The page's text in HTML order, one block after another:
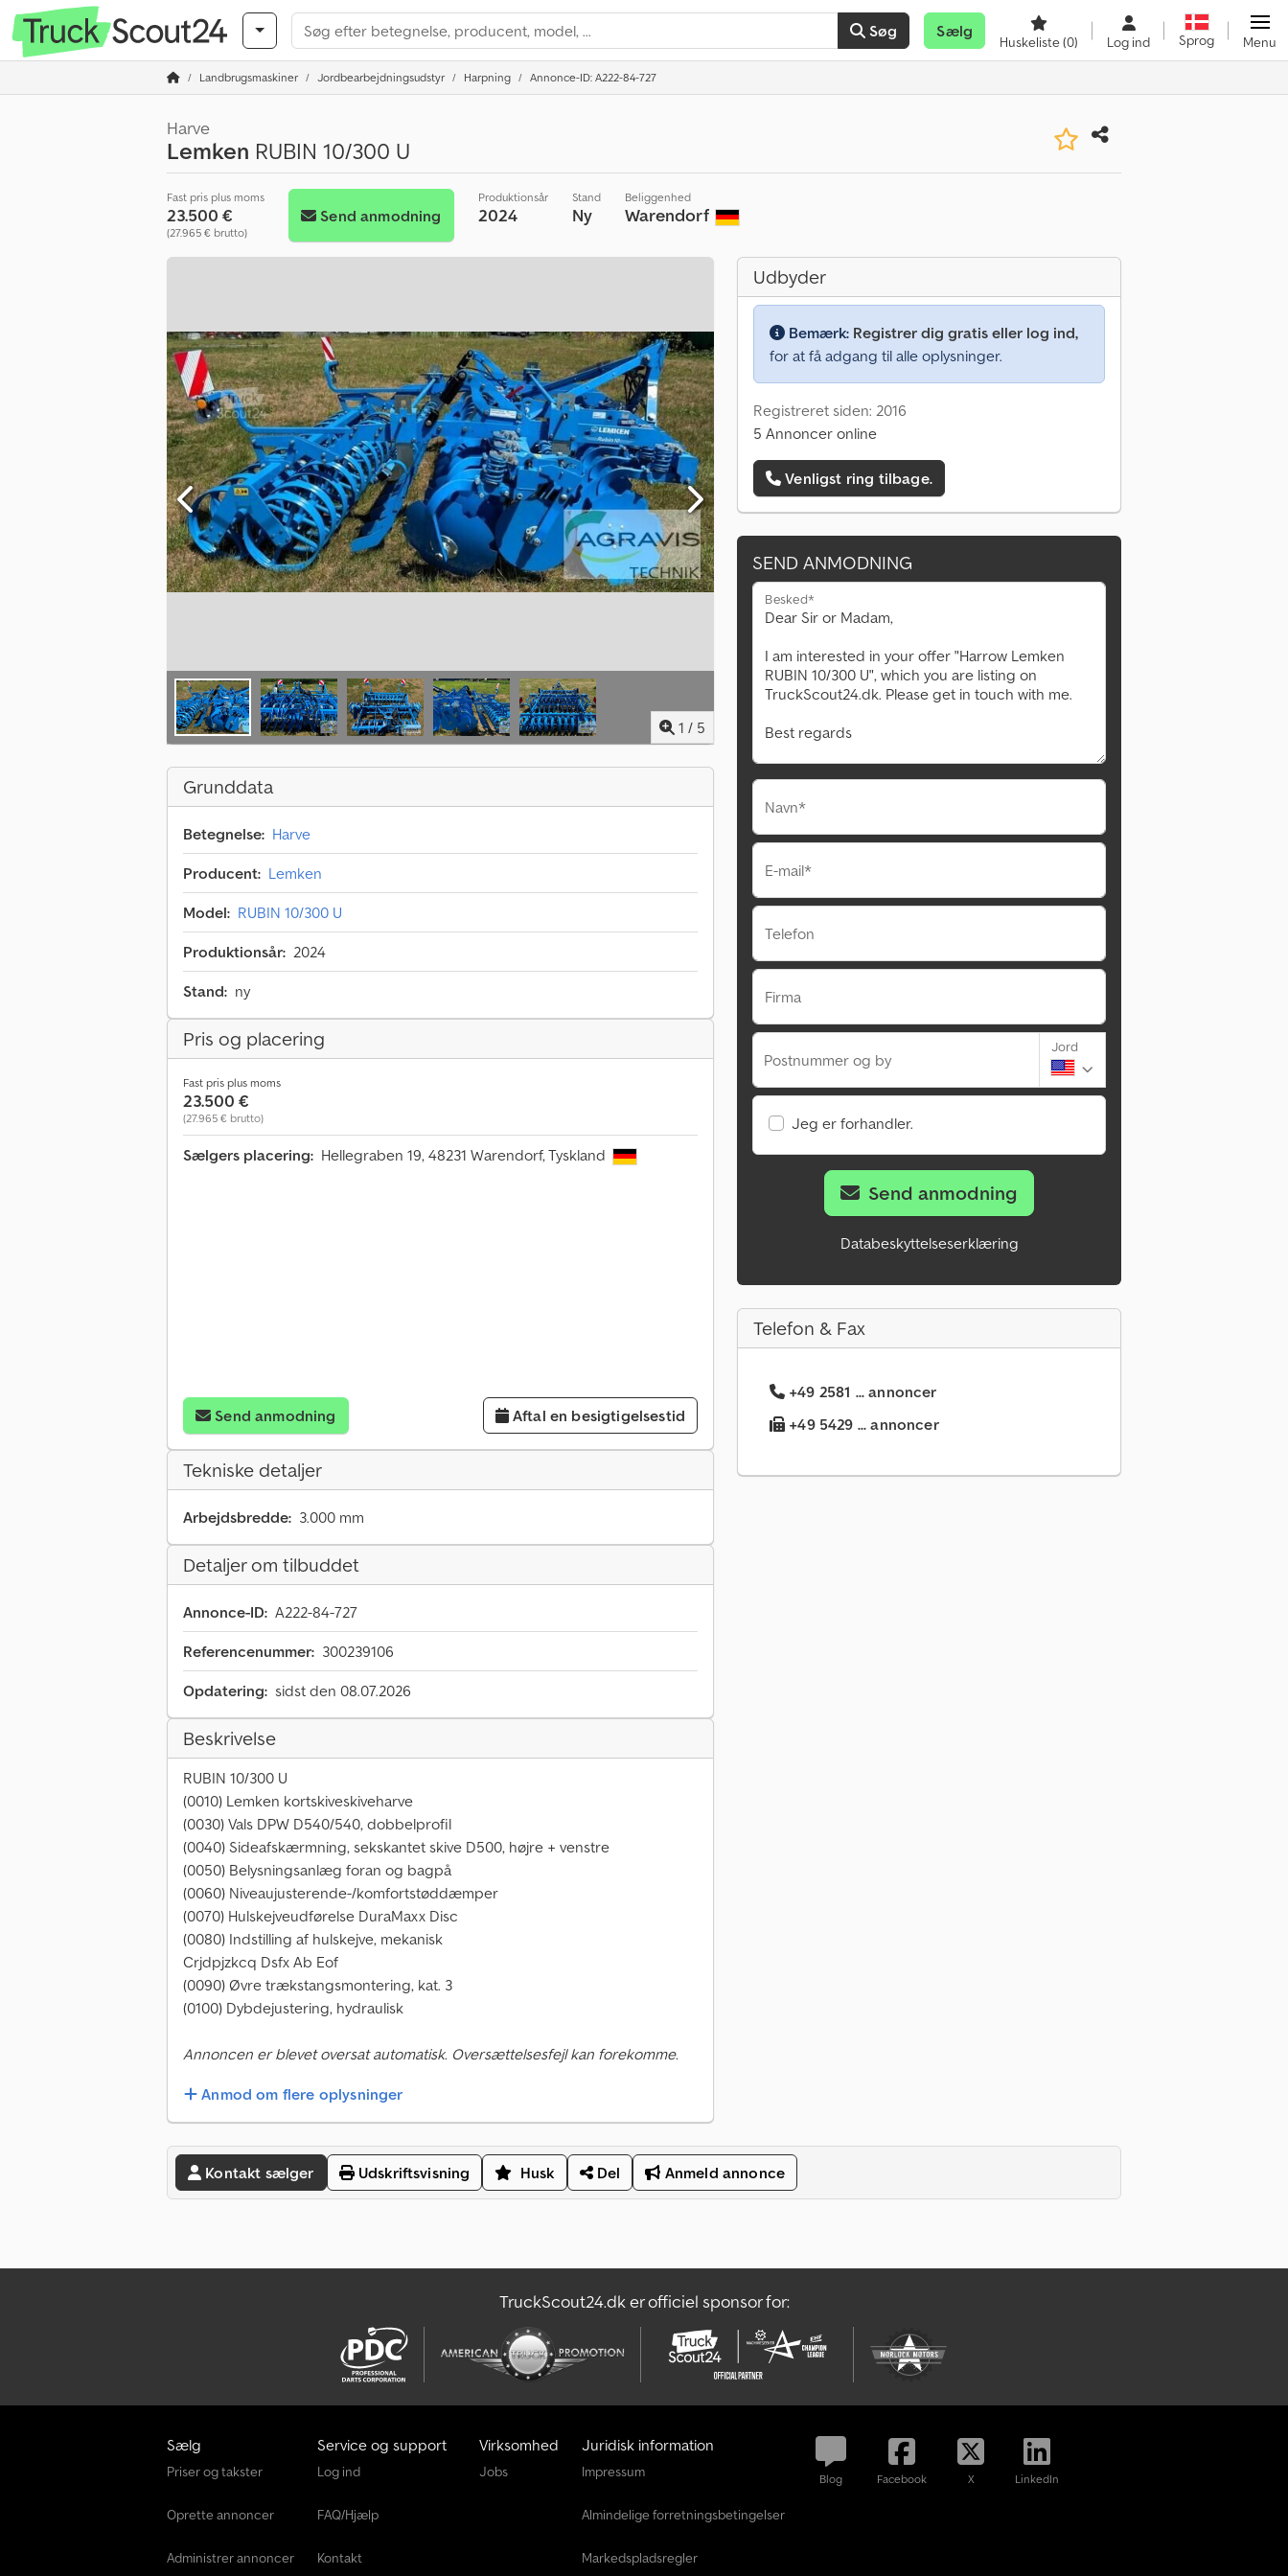
Søg Sælg
Huskeliste(0) Log ind Sprog Menu
Landbrugsmaskiner Jordbearbejdningsudstyr Harpning Annonce-ID: A222-84-727
Harve
Lemken RUBIN 10/300 U
Fast pris plus moms
23.500 €
(27.965 € brutto)
Send anmodning
Produktionsår
2024
Stand
Ny
Beliggenhed
Warendorf
1 / 5
Grunddata
Betegnelse: Harve
Producent: Lemken
Model: RUBIN 10/300 U
Produktionsår: 2024
Stand: ny
Pris og placering
Fast pris plus moms
23.500 €
(27.965 € brutto)
Sælgers placering: Hellegraben 19, 48231 Warendorf, Tyskland
Send anmodning Aftal en besigtigelsestid
Tekniske detaljer
Arbejdsbredde: 3.000 mm
Detaljer om tilbuddet
Annonce-ID: A222-84-727
Referencenummer: 300239106
Opdatering: sidst den 08.07.2026
Beskrivelse
RUBIN 10/300 U
(0010) Lemken kortskiveskiveharve
(0030) Vals DPW D540/540, dobbelprofil
(0040) Sideafskærmning, sekskantet skive D500, højre + venstre
(0050) Belysningsanlæg foran og bagpå
(0060) Niveaujusterende-/komfortstøddæmper
(0070) Hulskejveudførelse DuraMaxx Disc
(0080) Indstilling af hulskejve, mekanisk
Crjdpjzkcq Dsfx Ab Eof
(0090) Øvre trækstangsmontering, kat. 3
(0100) Dybdejustering, hydraulisk
Annoncen er blevet oversat automatisk. Oversættelsesfejl kan forekomme.
Anmod om flere oplysninger
Udbyder
Bemærk: Registrer dig gratis eller log ind,
for at få adgang til alle oplysninger.
Registreret siden: 2016
5 Annoncer online
Venligst ring tilbage.
SEND ANMODNING
Besked*
Navn*
E-mail*
Telefon
Firma
Postnummer og by
Jord
Jeg er forhandler.
Send anmodning
Databeskyttelseserklæring
Telefon & Fax
+49 2581 ... annoncer
+49 5429 ... annoncer
Kontakt sælger Udskriftsvisning Husk Del Anmeld annonce
TruckScout24.dk er officiel sponsor for:
Sælg
Priser og takster
Oprette annoncer
Administrer annoncer
Service og support
Log ind
FAQ/Hjælp
Kontakt
Virksomhed
Jobs
Juridisk information
Impressum
Almindelige forretningsbetingelser
Markedspladsregler
Blog Facebook X LinkedIn